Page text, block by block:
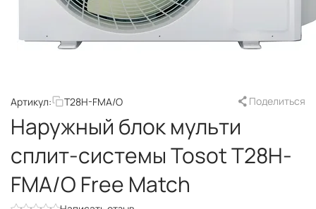
Артикул: T28H-FMA/O Поделиться
Наружный блок мульти
сплит-системы Tosot T28H-
FMA/O Free Match